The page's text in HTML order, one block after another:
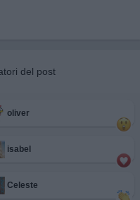
del post
oliver
isabel
Celeste